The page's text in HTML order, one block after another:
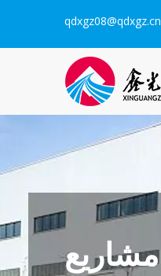
qdxgz08@qdxgz.cn
مشاريع